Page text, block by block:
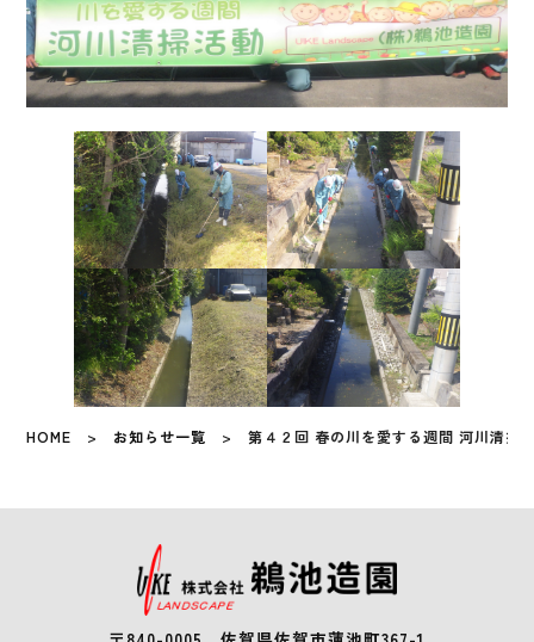
HOME > お知らせ一覧 > 第４２回 春の川を愛する週間 河川清掃